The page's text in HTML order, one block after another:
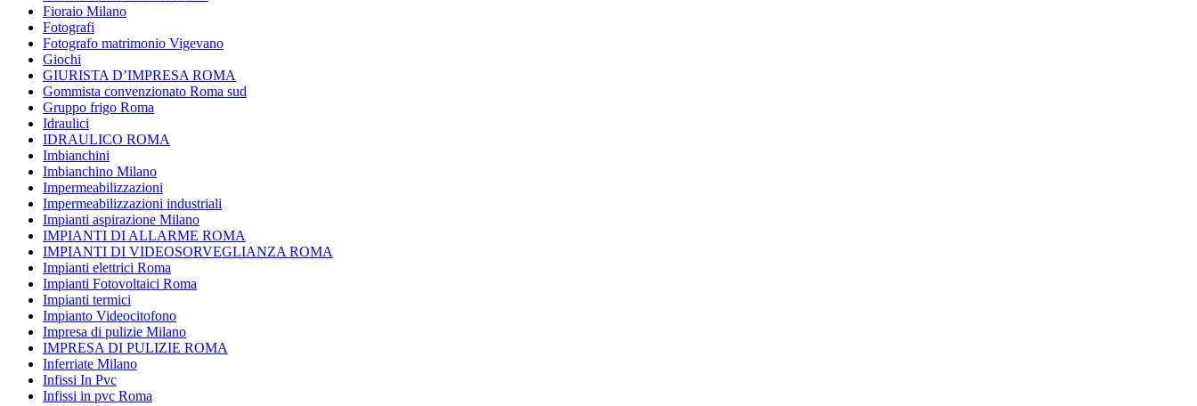
Fioraio Milano
Fotografi
Fotografo matrimonio Vigevano
Giochi
GIURISTA D’IMPRESA ROMA
Gommista convenzionato Roma sud
Gruppo frigo Roma
Idraulici
IDRAULICO ROMA
Imbianchini
Imbianchino Milano
Impermeabilizzazioni
Impermeabilizzazioni industriali
Impianti aspirazione Milano
IMPIANTI DI ALLARME ROMA
IMPIANTI DI VIDEOSORVEGLIANZA ROMA
Impianti elettrici Roma
Impianti Fotovoltaici Roma
Impianti termici
Impianto Videocitofono
Impresa di pulizie Milano
IMPRESA DI PULIZIE ROMA
Inferriate Milano
Infissi In Pvc
Infissi in pvc Roma